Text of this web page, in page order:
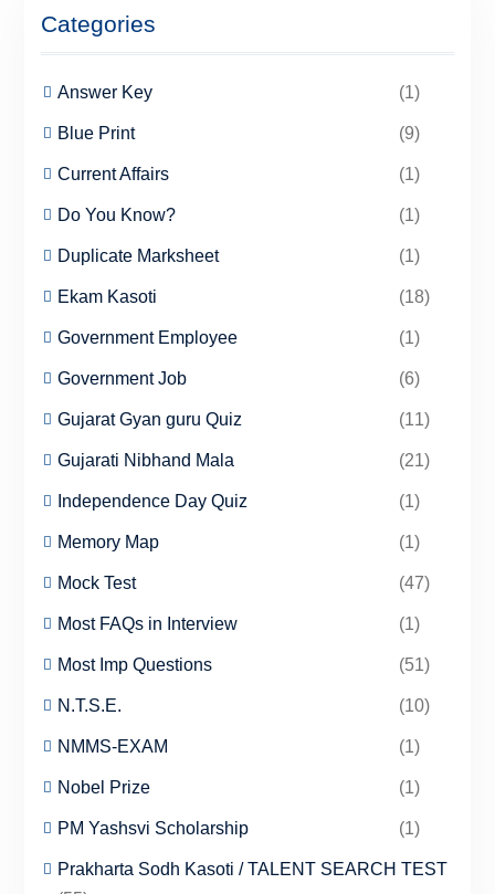
Categories
Answer Key (1)
Blue Print (9)
Current Affairs (1)
Do You Know? (1)
Duplicate Marksheet (1)
Ekam Kasoti (18)
Government Employee (1)
Government Job (6)
Gujarat Gyan guru Quiz (11)
Gujarati Nibhand Mala (21)
Independence Day Quiz (1)
Memory Map (1)
Mock Test (47)
Most FAQs in Interview (1)
Most Imp Questions (51)
N.T.S.E. (10)
NMMS-EXAM (1)
Nobel Prize (1)
PM Yashsvi Scholarship (1)
Prakharta Sodh Kasoti / TALENT SEARCH TEST